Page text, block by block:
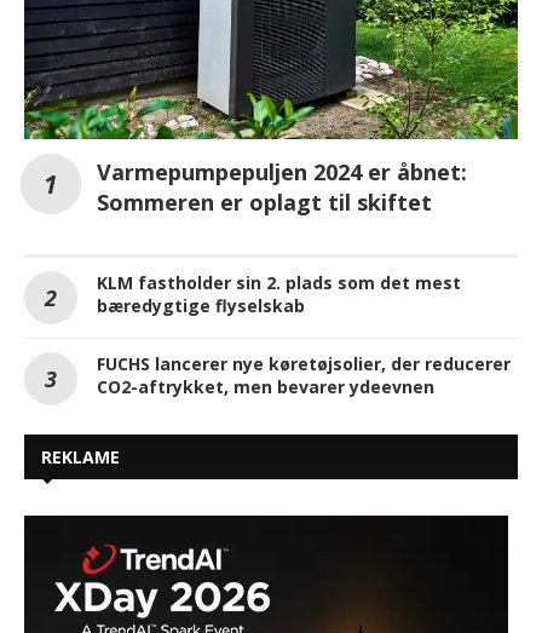
Varmepumpepuljen 2024 er åbnet:
Sommeren er oplagt til skiftet
KLM fastholder sin 2. plads som det mest
bæredygtige flyselskab
FUCHS lancerer nye køretøjsolier, der reducerer
CO2-aftrykket, men bevarer ydeevnen
REKLAME